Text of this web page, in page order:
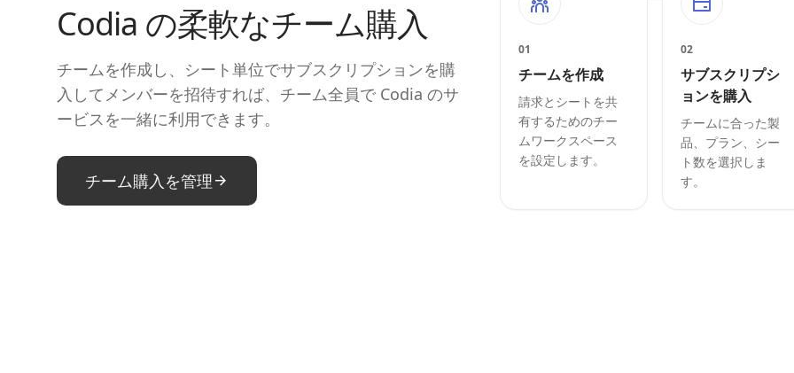
Codia の柔軟なチーム購入
チームを作成し、シート単位でサブスクリプションを購
入してメンバーを招待すれば、チーム全員で Codia のサ
ービスを一緒に利用できます。
チーム購入を管理
01
チームを作成
請求とシートを共
有するためのチー
ムワークスペース
を設定します。
02
サブスクリプシ
ョンを購入
チームに合った製
品、プラン、シー
ト数を選択しま
す。